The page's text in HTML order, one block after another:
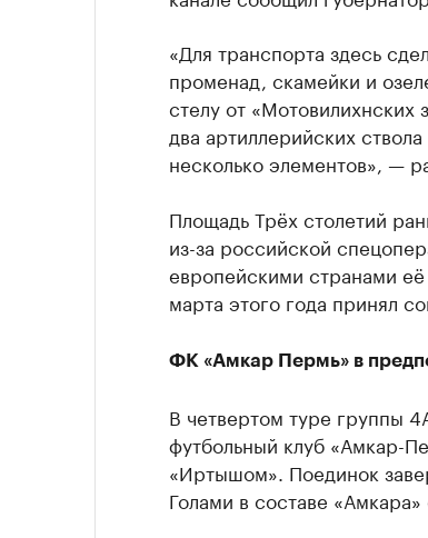
«Для транспорта здесь
променад, скамейки и
стелу от «Мотовилихнских
два артиллерийских
несколько элементов», —
Площадь Трёх столетий
из-за российской
европейскими странами
марта этого года принял
ФК «Амкар Пермь» в
В четвертом туре группы
футбольный клуб «Амкар-
«Иртышом». Поединок
Голами в составе